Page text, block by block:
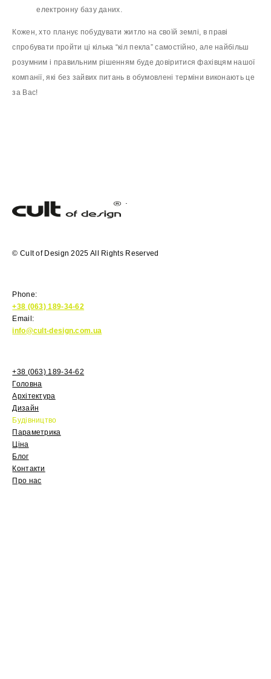
електронну базу даних.
Кожен, хто планує побудувати житло на своїй землі, в праві
спробувати пройти ці кілька “кіл пекла” самостійно, але найбільш
розумним і правильним рішенням буде довіритися фахівцям нашої
компанії, які без зайвих питань в обумовлені терміни виконають це
за Вас!
© Cult of Design 2025 All Rights Reserved
Phone:
+38 (063) 189-34-62
Email:
info@cult-design.com.ua
+38 (063) 189-34-62
Головна
Архітектура
Дизайн
Будівництво
Параметрика
Ціна
Блог
Контакти
Про нас